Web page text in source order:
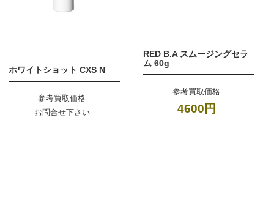
ホワイトショット CXS N
参考買取価格
お問合せ下さい
RED B.A スムージングセラ
ム 60g
参考買取価格
4600円